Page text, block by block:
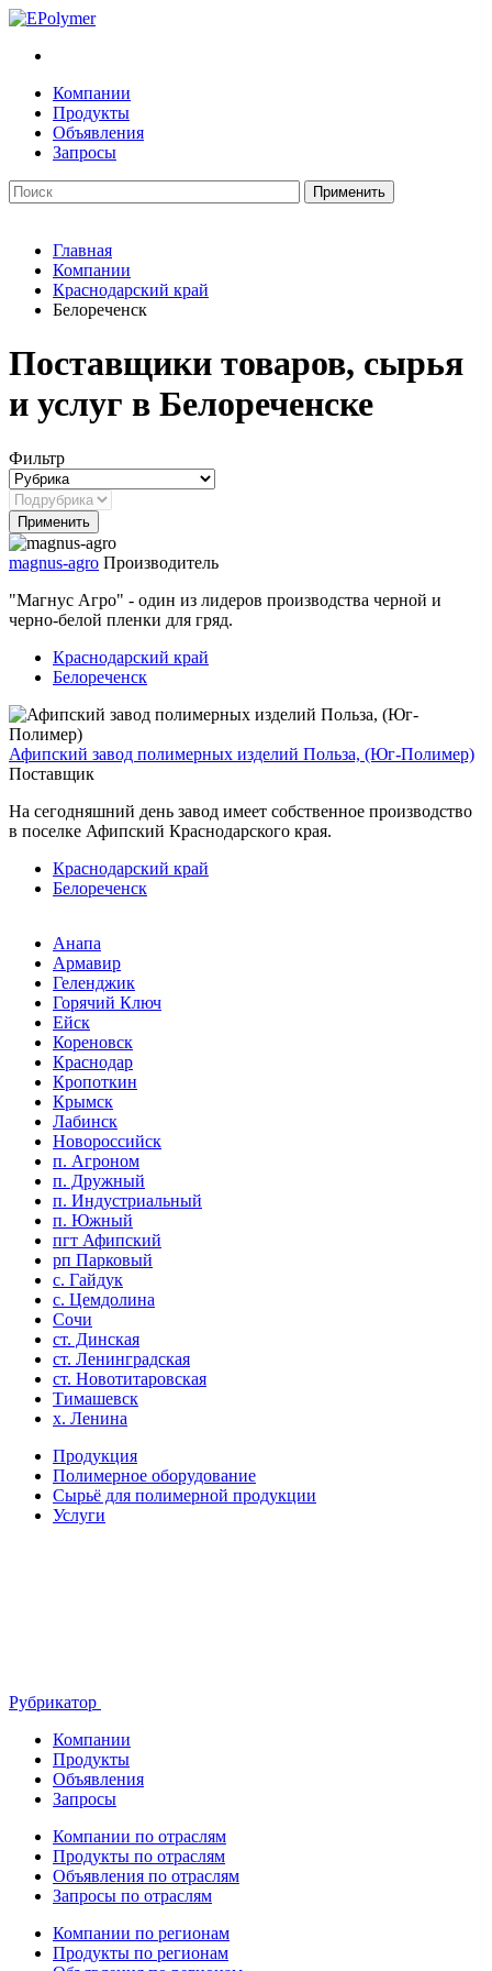
Компании
Продукты
Объявления
Запросы
Главная
Компании
Краснодарский край
Белореченск
Поставщики товаров, сырья
и услуг в Белореченске
Фильтр
magnus-agro Производитель
"Магнус Агро" - один из лидеров производства черной и
черно-белой пленки для гряд.
Краснодарский край
Белореченск
Афипский завод полимерных изделий Польза, (Юг-Полимер)
Поставщик
На сегодняшний день завод имеет собственное производство
в поселке Афипский Краснодарского края.
Краснодарский край
Белореченск
Анапа
Армавир
Геленджик
Горячий Ключ
Ейск
Кореновск
Краснодар
Кропоткин
Крымск
Лабинск
Новороссийск
п. Агроном
п. Дружный
п. Индустриальный
п. Южный
пгт Афипский
рп Парковый
с. Гайдук
с. Цемдолина
Сочи
ст. Динская
ст. Ленинградская
ст. Новотитаровская
Тимашевск
х. Ленина
Продукция
Полимерное оборудование
Сырьё для полимерной продукции
Услуги
Рубрикатор
Компании
Продукты
Объявления
Запросы
Компании по отраслям
Продукты по отраслям
Объявления по отраслям
Запросы по отраслям
Компании по регионам
Продукты по регионам